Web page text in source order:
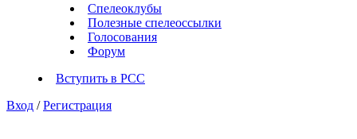
Спелеоклубы
Полезные спелеоссылки
Голосования
Форум
Вступить в РСС
Вход / Регистрация